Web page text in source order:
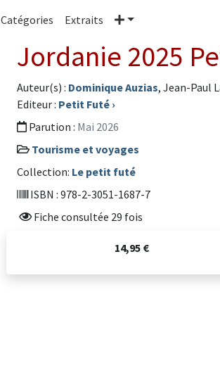
Catégories Extraits Plus
Jordanie 2025
Auteur(s) : Dominique Auzias, Jean-Paul
Editeur : Petit Futé ›
Parution : Mai 2026
Tourisme et voyages
Collection: Le petit futé
ISBN : 978-2-3051-1687-7
Fiche consultée 29 fois
14,95 €